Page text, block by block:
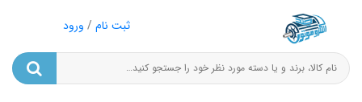
ثبت نام / ورود